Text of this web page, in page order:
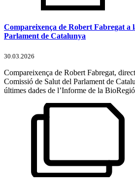
Compareixença de Robert Fabregat a
Parlament de Catalunya
30.03.2026
Compareixença de Robert Fabregat,
Comissió de Salut del Parlament de
últimes dades de l’Informe de la